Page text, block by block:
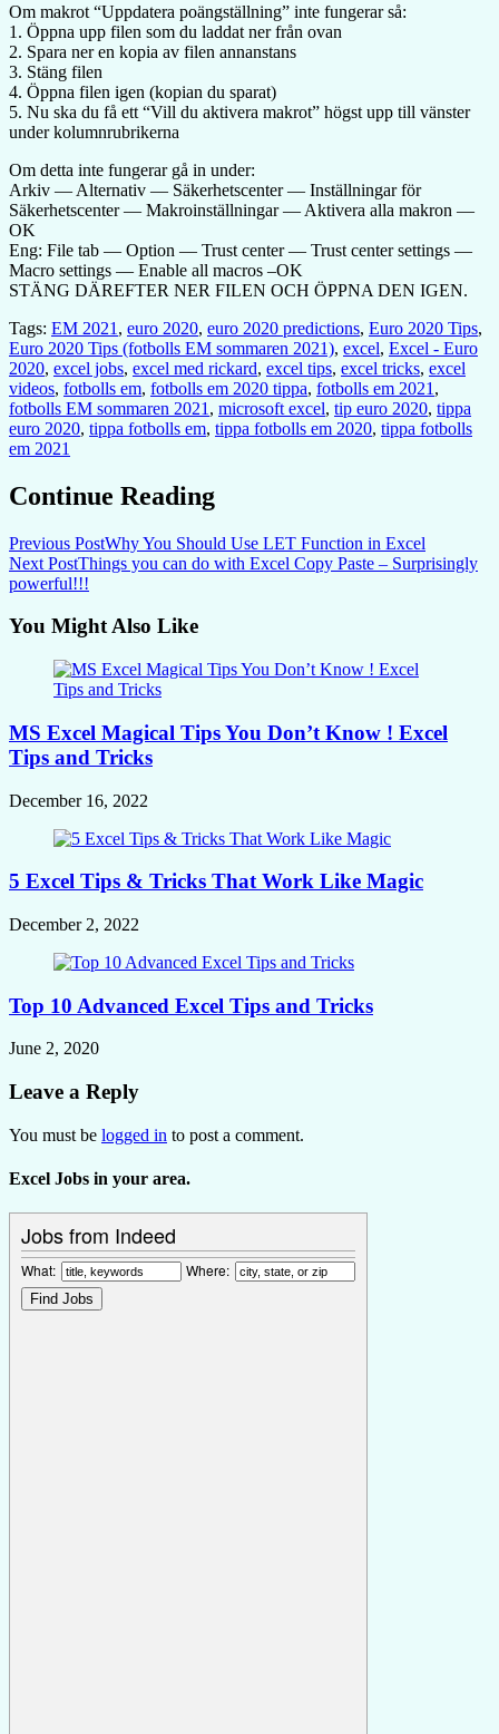
Om makrot “Uppdatera poängställning” inte fungerar så:
1. Öppna upp filen som du laddat ner från ovan
2. Spara ner en kopia av filen annanstans
3. Stäng filen
4. Öppna filen igen (kopian du sparat)
5. Nu ska du få ett “Vill du aktivera makrot” högst upp till vänster
under kolumnrubrikerna
Om detta inte fungerar gå in under:
Arkiv — Alternativ — Säkerhetscenter — Inställningar för
Säkerhetscenter — Makroinställningar — Aktivera alla makron —
OK
Eng: File tab — Option — Trust center — Trust center settings —
Macro settings — Enable all macros –OK
STÄNG DÄREFTER NER FILEN OCH ÖPPNA DEN IGEN.
Tags: EM 2021 , euro 2020, euro 2020 predictions, Euro 2020 Tips,
Euro 2020 Tips (fotbolls EM sommaren 2021), excel, Excel - Euro
2020, excel jobs, excel med rickard, excel tips, excel tricks, excel
videos, fotbolls em, fotbolls em 2020 tippa, fotbolls em 2021 ,
fotbolls EM sommaren 2021 , microsoft excel, tip euro 2020, tippa
euro 2020, tippa fotbolls em, tippa fotbolls em 2020, tippa fotbolls
em 2021
Continue Reading
Previous PostWhy You Should Use LET Function in Excel
Next PostThings you can do with Excel Copy Paste – Surprisingly
powerful!!!
You Might Also Like
MS Excel Magical Tips You Don’t Know ! Excel
Tips and Tricks
December 16, 2022
5 Excel Tips & Tricks That Work Like Magic
December 2, 2022
Top 10 Advanced Excel Tips and Tricks
June 2, 2020
Leave a Reply
You must be logged in to post a comment.
Excel Jobs in your area.
Jobs from Indeed
What: Where: